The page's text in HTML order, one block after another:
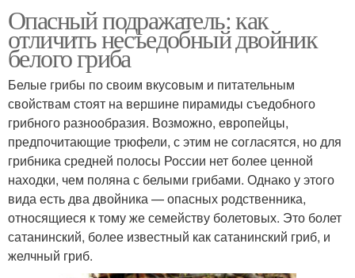
Опасный подражатель: как
отличить несъедобный двойник
белого гриба
Белые грибы по своим вкусовым и питательным
свойствам стоят на вершине пирамиды съедобного
грибного разнообразия. Возможно, европейцы,
предпочитающие трюфели, с этим не согласятся, но для
грибника средней полосы России нет более ценной
находки, чем поляна с белыми грибами. Однако у этого
вида есть два двойника — опасных родственника,
относящиеся к тому же семейству болетовых. Это болет
сатанинский, более известный как сатанинский гриб, и
желчный гриб.